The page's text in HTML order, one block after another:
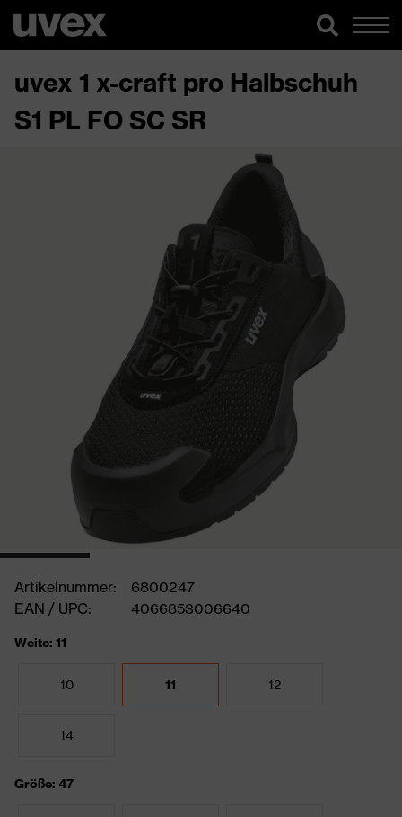
uvex 1 x-craft pro Halbschuh
S1 PL FO SC SR
Artikelnummer:
6800247
EAN / UPC:
4066853006640
Weite: 11
10 11 12
14
Größe: 47